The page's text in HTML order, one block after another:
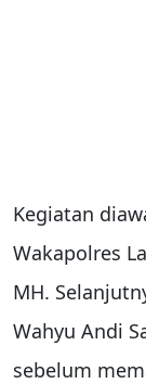
Kegiatan
Wakapolres
MH.
Wahyu Andi
sebelum